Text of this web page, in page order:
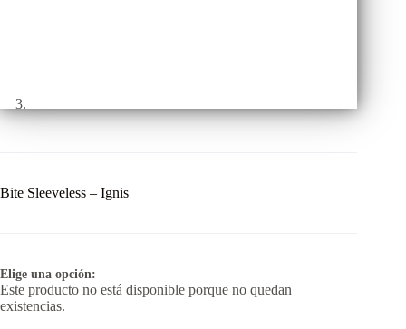
Bite Sleeveless – Ignis
Elige una opción:
Este producto no está disponible porque no quedan
existencias.